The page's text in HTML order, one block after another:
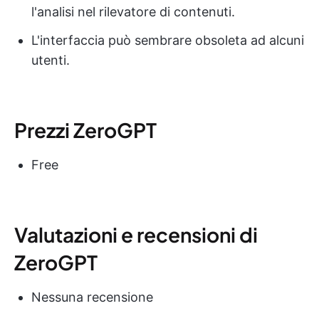
l'analisi nel rilevatore di contenuti.
L'interfaccia può sembrare obsoleta ad alcuni
utenti.
Prezzi ZeroGPT
Free
Valutazioni e recensioni di
ZeroGPT
Nessuna recensione